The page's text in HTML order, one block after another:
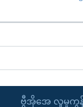
ဗွီအိုအေ လူမှုကွန်